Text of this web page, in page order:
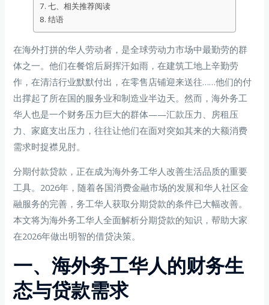
七、相关推荐阅读
结语
在海外打拼的华人劳动者，是全球劳动力市场中最勤劳的群
体之一。他们在餐馆后厨挥汗如雨，在建筑工地上辛勤劳
作，在清洁行业默默付出，在零售店铺迎来送往……他们的付
出撑起了所在国的服务业和制造业半边天。然而，海外务工
华人也是一个财务压力巨大的群体——汇款压力、房租压
力、家庭支出压力，往往让他们在面对突如其来的大额消费
需求时捉襟见肘。
分期付款贷款，正在成为海外务工华人改善生活品质的重要
工具。2026年，随着各国消费金融市场的发展和华人社区金
融服务的完善，务工华人获取分期贷款的条件已大幅改善。
本文将为海外务工华人全面解析分期贷款的知识，帮助大家
在2026年做出明智的借贷决策。
一、海外务工华人的财务生
态与贷款需求